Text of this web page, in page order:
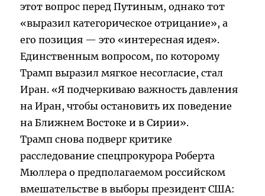
этот вопрос перед Путиным, однако тот
«выразил категорическое отрицание», а
его позиция — это «интересная идея».
Единственным вопросом, по которому
Трамп выразил мягкое несогласие, стал
Иран. «Я подчеркиваю важность давления
на Иран, чтобы остановить их поведение
на Ближнем Востоке и в Сирии».
Трамп снова подверг критике
расследование спецпрокурора Роберта
Мюллера о предполагаемом российском
вмешательстве в выборы президент США: